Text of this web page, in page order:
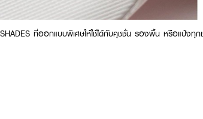
ที่ออกแบบพิเศษให้ใช้ได้กับคุชชั่น รองพื้น หรือแป้งทุ